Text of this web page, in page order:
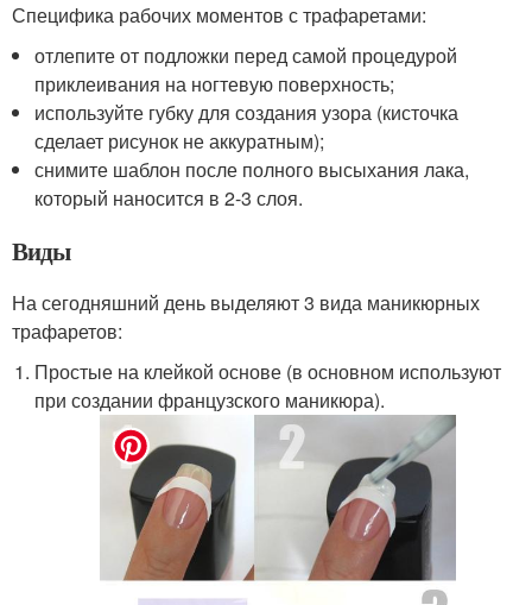
Специфика рабочих моментов с трафаретами:
отлепите от подложки перед самой процедурой
приклеивания на ногтевую поверхность;
используйте губку для создания узора (кисточка
сделает рисунок не аккуратным);
снимите шаблон после полного высыхания лака,
который наносится в 2-3 слоя.
Виды
На сегодняшний день выделяют 3 вида маникюрных
трафаретов:
Простые на клейкой основе (в основном используют
при создании французского маникюра).